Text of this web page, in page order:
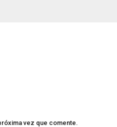
vez que comente.